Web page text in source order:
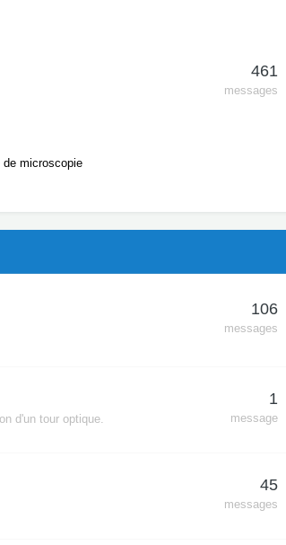
microscopie
461
messages
106
messages
d'un tour optique.
1
message
45
messages